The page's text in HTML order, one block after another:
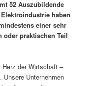
52 Auszubildende
haben
einer sehr
oder praktischen Teil
Herz der Wirtschaft –
Unsere Unternehmen